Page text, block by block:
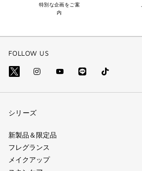
特別な企画をご案
内
FOLLOW US
X=Twitter（別
ウ
ド
ウ）
Instagram（別
ウ
ィ
ド
ウ）
YouTube（別
ウ
Line
(別
Tik
Tok
シリーズ
新製品＆限定品
フレグランス
メイクアップ